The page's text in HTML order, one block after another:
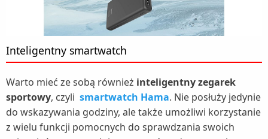
Inteligentny smartwatch
Warto mieć ze sobą również inteligentny zegarek
sportowy, czyli smartwatch Hama. Nie posłuży jedynie
do wskazywania godziny, ale także umożliwi korzystanie
z wielu funkcji pomocnych do sprawdzania swoich